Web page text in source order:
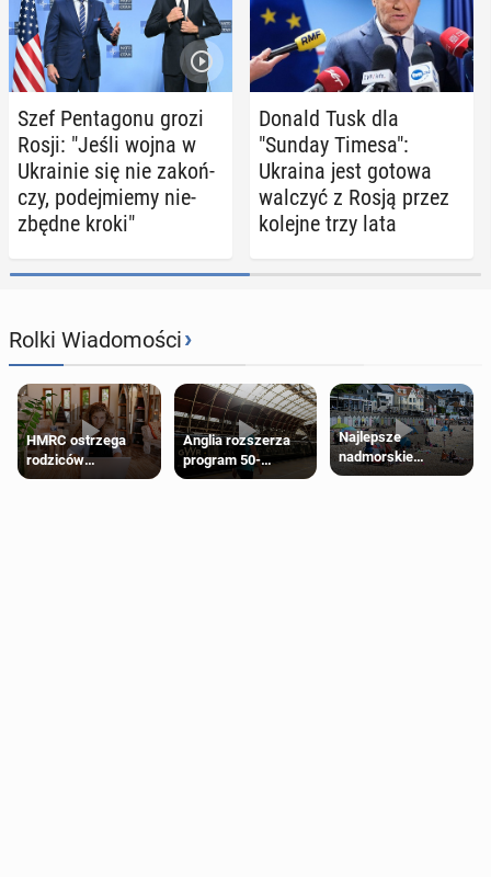
Szef Pen­ta­go­nu grozi
Rosji: "Jeśli wojna w
Ukra­inie się nie za­koń­
czy, po­dej­mie­my nie­
zbęd­ne kroki"
Donald Tusk dla
"Sunday Timesa":
Ukraina jest gotowa
walczyć z Rosją przez
kolejne trzy lata
Rolki Wiadomości›
HMRC ostrzega
rodziców
pobierających Child
Anglia rozszerza
program 50-
procentowych
Najlepsze
nadmorskie
miasteczko blisko